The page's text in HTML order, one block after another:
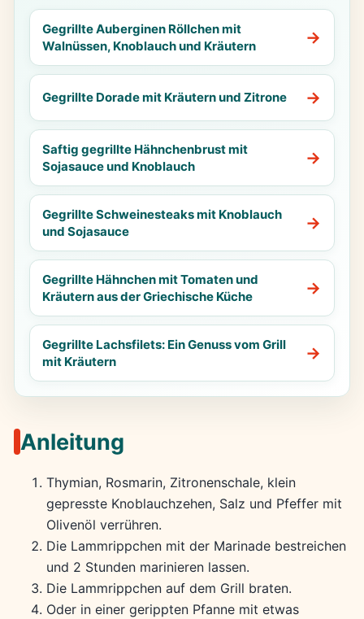
Gegrillte Auberginen Röllchen mit
Walnüssen, Knoblauch und Kräutern
Gegrillte Dorade mit Kräutern und Zitrone
Saftig gegrillte Hähnchenbrust mit
Sojasauce und Knoblauch
Gegrillte Schweinesteaks mit Knoblauch
und Sojasauce
Gegrillte Hähnchen mit Tomaten und
Kräutern aus der Griechische Küche
Gegrillte Lachsfilets: Ein Genuss vom Grill
mit Kräutern
Anleitung
Thymian, Rosmarin, Zitronenschale, klein
gepresste Knoblauchzehen, Salz und Pfeffer mit
Olivenöl verrühren.
Die Lammrippchen mit der Marinade bestreichen
und 2 Stunden marinieren lassen.
Die Lammrippchen auf dem Grill braten.
Oder in einer gerippten Pfanne mit etwas